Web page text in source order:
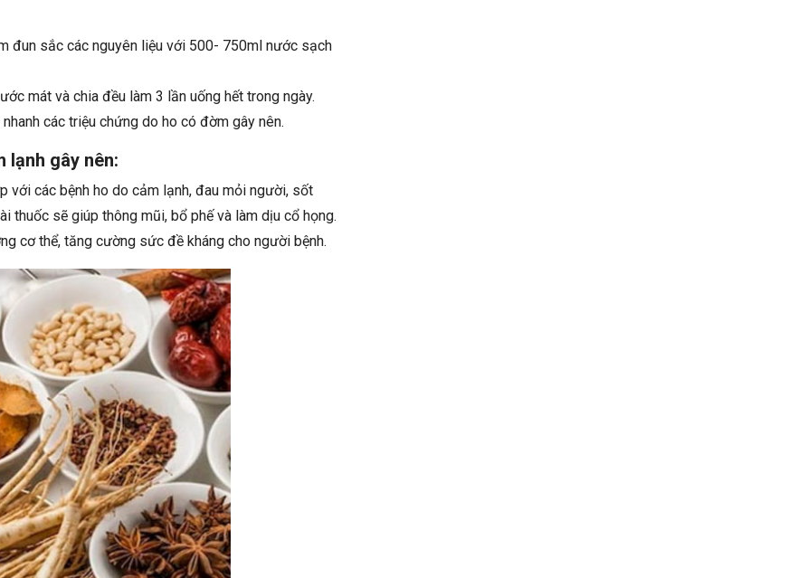
đun sắc các nguyên liệu với 500- 750ml nước sạch
mát và chia đều làm 3 lần uống hết trong ngày.
các triệu chứng do ho có đờm gây nên.
lạnh gây nên:
với các bệnh ho do cảm lạnh, đau mỏi người, sốt
thuốc sẽ giúp thông mũi, bổ phế và làm dịu cổ họng.
cơ thể, tăng cường sức đề kháng cho người bệnh.